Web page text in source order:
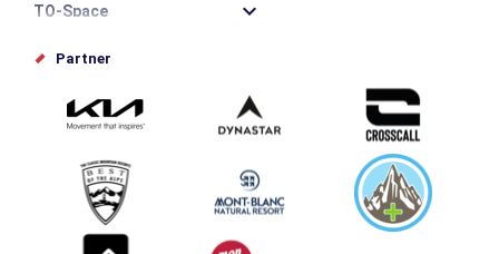
TO-Space
Offices de tourisme
Schlagen Sie Ihr Event vor
Service groupes et séminaires
Herunterladen
Tourismus & Behinderung
Partner